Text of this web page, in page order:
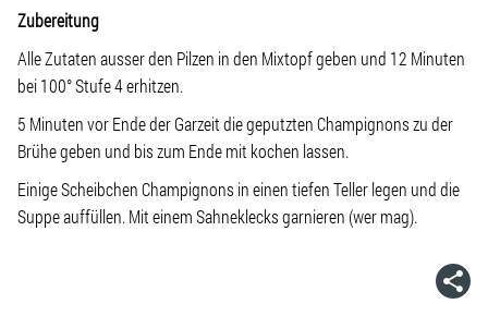
Zubereitung
Alle Zutaten ausser den Pilzen in den Mixtopf geben und 12 Minuten
bei 100° Stufe 4 erhitzen.
5 Minuten vor Ende der Garzeit die geputzten Champignons zu der
Brühe geben und bis zum Ende mit kochen lassen.
Einige Scheibchen Champignons in einen tiefen Teller legen und die
Suppe auffüllen. Mit einem Sahneklecks garnieren (wer mag).